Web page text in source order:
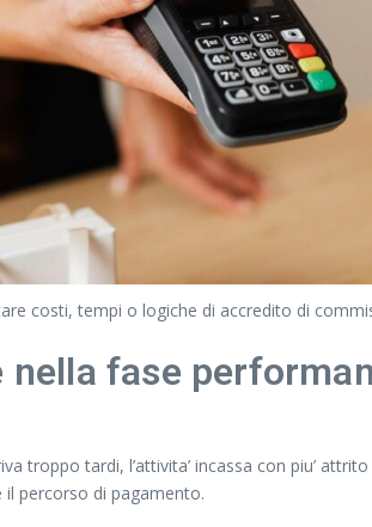
costi, tempi o logiche di accredito di
fase
troppo tardi, l’attivita’ incassa con piu’
percorso di pagamento.